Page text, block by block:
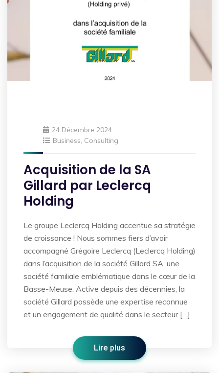
24 Décembre 2024
Business, Consulting
Acquisition de la SA
Gillard par Leclercq
Holding
Le groupe Leclercq Holding accentue sa stratégie
de croissance ! Nous sommes fiers d’avoir
accompagné Grégoire Leclercq (Leclercq Holding)
dans l’acquisition de la société Gillard SA, une
société familiale emblématique dans le cœur de la
Basse-Meuse. Active depuis des décennies, la
société Gillard possède une expertise reconnue
et un engagement de qualité dans le secteur […]
Lire plus